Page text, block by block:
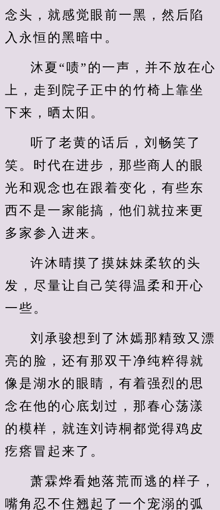
念头，就感觉眼前一黑，然后陷
入永恒的黑暗中。
沐夏“啧”的一声，并不放在心
上，走到院子正中的竹椅上靠坐
下来，晒太阳。
听了老黄的话后，刘畅笑了
笑。时代在进步，那些商人的眼
光和观念也在跟着变化，有些东
西不是一家能搞，他们就拉来更
多家参入进来。
许沐晴摸了摸妹妹柔软的头
发，尽量让自己笑得温柔和开心
一些。
刘承骏想到了沐嫣那精致又漂
亮的脸，还有那双干净纯粹得就
像是湖水的眼睛，有着强烈的思
念在他的心底划过，那春心荡漾
的模样，就连刘诗桐都觉得鸡皮
疙瘩冒起来了。
萧霖烨看她落荒而逃的样子，
嘴角忍不住翘起了一个宠溺的弧